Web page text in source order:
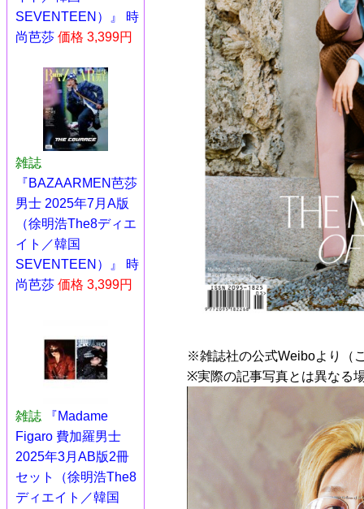
SEVENTEEN​​​）』 時
尚芭莎 価格 3,399円
雑誌
『BAZAARMEN芭莎
男士 2025年7月A版
（徐明浩The8ディエ
イト／韓国
SEVENTEEN​​​）』 時
尚芭莎 価格 3,399円
雑誌
『Madame
Figaro 費加羅男士
2025年3月AB版2冊
セット（徐明浩The8
ディエイト／韓国
※雑誌社の公式Weiboより（
※実際の記事写真とは異なる